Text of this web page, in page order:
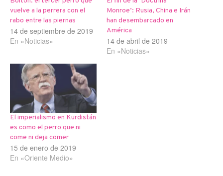
vuelve a la perrera con el
rabo entre las piernas
14 de septiembre de 2019
En «Noticias»
Monroe’: Rusia, China e Irán
han desembarcado en
América
14 de abril de 2019
En «Noticias»
El imperialismo en Kurdistán
es como el perro que ni
come ni deja comer
15 de enero de 2019
En «Oriente Medio»